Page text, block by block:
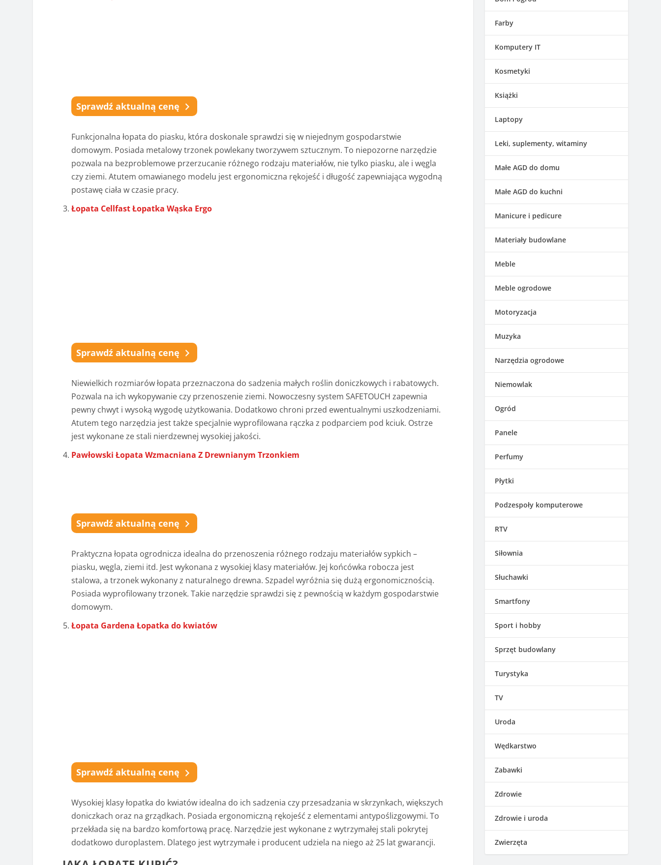
Sprawdź aktualną cenę
Funkcjonalna łopata do piasku, która doskonale sprawdzi się w niejednym gospodarstwie
domowym. Posiada metalowy trzonek powlekany tworzywem sztucznym. To niepozorne narzędzie
pozwala na bezproblemowe przerzucanie różnego rodzaju materiałów, nie tylko piasku, ale i węgla
czy ziemi. Atutem omawianego modelu jest ergonomiczna rękojeść i długość zapewniająca wygodną
postawę ciała w czasie pracy.
Łopata Cellfast Łopatka Wąska Ergo
Sprawdź aktualną cenę
Niewielkich rozmiarów łopata przeznaczona do sadzenia małych roślin doniczkowych i rabatowych.
Pozwala na ich wykopywanie czy przenoszenie ziemi. Nowoczesny system SAFETOUCH zapewnia
pewny chwyt i wysoką wygodę użytkowania. Dodatkowo chroni przed ewentualnymi uszkodzeniami.
Atutem tego narzędzia jest także specjalnie wyprofilowana rączka z podparciem pod kciuk. Ostrze
jest wykonane ze stali nierdzewnej wysokiej jakości.
Pawłowski Łopata Wzmacniana Z Drewnianym Trzonkiem
Sprawdź aktualną cenę
Praktyczna łopata ogrodnicza idealna do przenoszenia różnego rodzaju materiałów sypkich –
piasku, węgla, ziemi itd. Jest wykonana z wysokiej klasy materiałów. Jej końcówka robocza jest
stalowa, a trzonek wykonany z naturalnego drewna. Szpadel wyróżnia się dużą ergonomicznością.
Posiada wyprofilowany trzonek. Takie narzędzie sprawdzi się z pewnością w każdym gospodarstwie
domowym.
Łopata Gardena Łopatka do kwiatów
Sprawdź aktualną cenę
Wysokiej klasy łopatka do kwiatów idealna do ich sadzenia czy przesadzania w skrzynkach, większych
doniczkach oraz na grządkach. Posiada ergonomiczną rękojeść z elementami antypoślizgowymi. To
przekłada się na bardzo komfortową pracę. Narzędzie jest wykonane z wytrzymałej stali pokrytej
dodatkowo duroplastem. Dlatego jest wytrzymałe i producent udziela na niego aż 25 lat gwarancji.
Farby
Komputery IT
Kosmetyki
Książki
Laptopy
Leki, suplementy, witaminy
Małe AGD do domu
Małe AGD do kuchni
Manicure i pedicure
Materiały budowlane
Meble
Meble ogrodowe
Motoryzacja
Muzyka
Narzędzia ogrodowe
Niemowlak
Ogród
Panele
Perfumy
Płytki
Podzespoły komputerowe
RTV
Siłownia
Słuchawki
Smartfony
Sport i hobby
Sprzęt budowlany
Turystyka
TV
Uroda
Wędkarstwo
Zabawki
Zdrowie
Zdrowie i uroda
Zwierzęta